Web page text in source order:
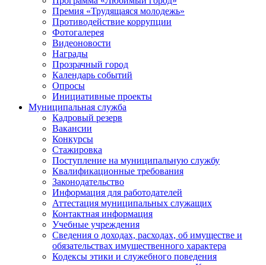
Премия «Трудящаяся молодежь»
Противодействие коррупции
Фотогалерея
Видеоновости
Награды
Прозрачный город
Календарь событий
Опросы
Инициативные проекты
Муниципальная служба
Кадровый резерв
Вакансии
Конкурсы
Стажировка
Поступление на муниципальную службу
Квалификационные требования
Законодательство
Информация для работодателей
Аттестация муниципальных служащих
Контактная информация
Учебные учреждения
Сведения о доходах, расходах, об имуществе и
обязательствах имущественного характера
Кодексы этики и служебного поведения